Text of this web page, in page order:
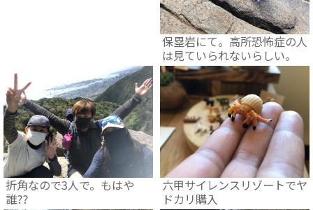
保塁岩にて。高所恐怖症の人
は見ていられないらしい。
折角なので3人で。もはや
誰??
六甲サイレンスリゾートでヤ
ドカリ購入